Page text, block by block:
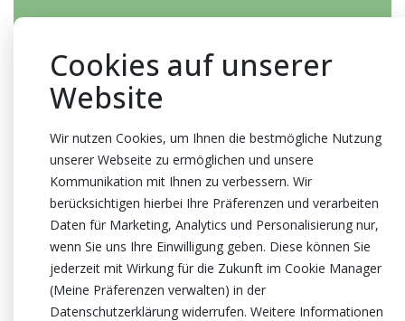
Cookies auf unserer
Website
Wir nutzen Cookies, um Ihnen die bestmögliche Nutzung
unserer Webseite zu ermöglichen und unsere
Kommunikation mit Ihnen zu verbessern. Wir
berücksichtigen hierbei Ihre Präferenzen und verarbeiten
Daten für Marketing, Analytics und Personalisierung nur,
wenn Sie uns Ihre Einwilligung geben. Diese können Sie
jederzeit mit Wirkung für die Zukunft im Cookie Manager
(Meine Präferenzen verwalten) in der
Datenschutzerklärung widerrufen. Weitere Informationen